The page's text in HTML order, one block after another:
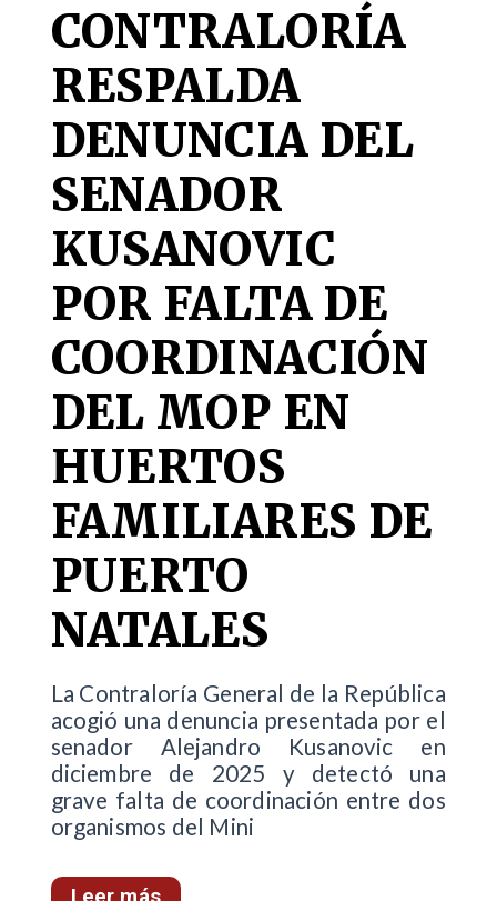
CONTRALORÍA
RESPALDA
DENUNCIA DEL
SENADOR
KUSANOVIC
POR FALTA DE
COORDINACIÓN
DEL MOP EN
HUERTOS
FAMILIARES DE
PUERTO
NATALES
La Contraloría General de la República
acogió una denuncia presentada por el
senador Alejandro Kusanovic en
diciembre de 2025 y detectó una
grave falta de coordinación entre dos
organismos del Mini